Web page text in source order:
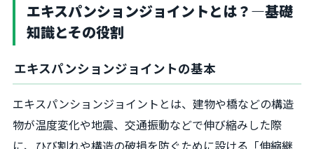
エキスパンションジョイントとは？―基礎
知識とその役割
エキスパンションジョイントの基本
エキスパンションジョイントとは、建物や橋などの構造
物が温度変化や地震、交通振動などで伸び縮みした際